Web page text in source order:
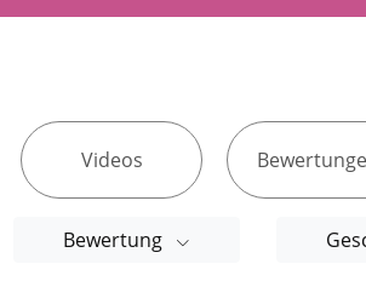
Videos
Bewertung